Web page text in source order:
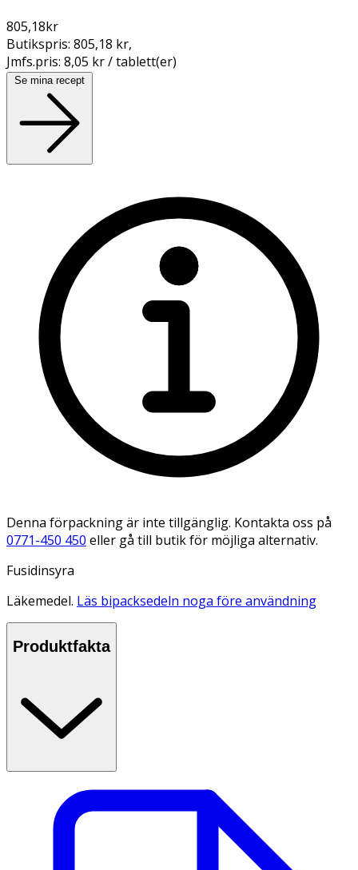
805,18kr
Butikspris: 805,18 kr,
Jmfs.pris: 8,05 kr / tablett(er)
Se mina recept
Denna förpackning är inte tillgänglig. Kontakta oss på
0771-450 450 eller gå till butik för möjliga alternativ.
Fusidinsyra
Läkemedel. Läs bipacksedeln noga före användning
Produktfakta